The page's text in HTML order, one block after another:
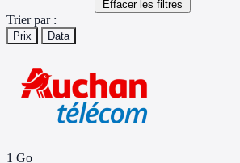
Effacer les filtres
Trier par :
Prix Data
1 Go